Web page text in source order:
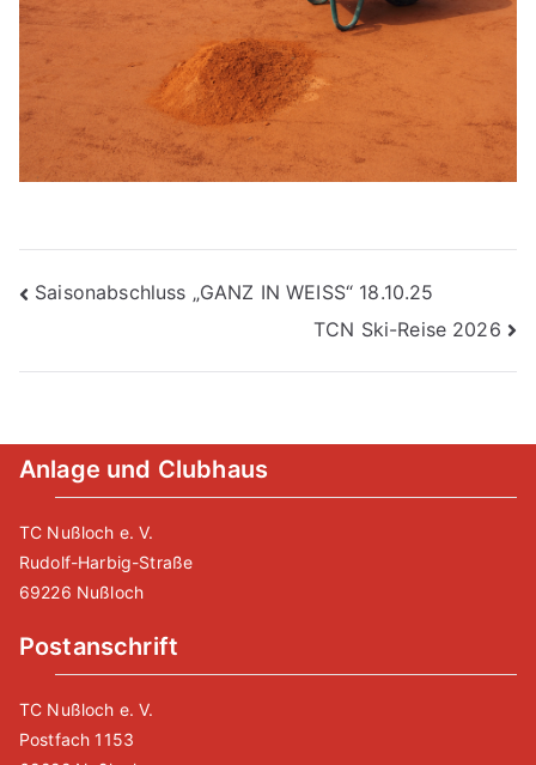
Beitragsnavigation
Saisonabschluss „GANZ IN WEISS“ 18.10.25
TCN Ski-Reise 2026
Anlage und Clubhaus
TC Nußloch e. V.
Rudolf-Harbig-Straße
69226 Nußloch
Postanschrift
TC Nußloch e. V.
Postfach 1153